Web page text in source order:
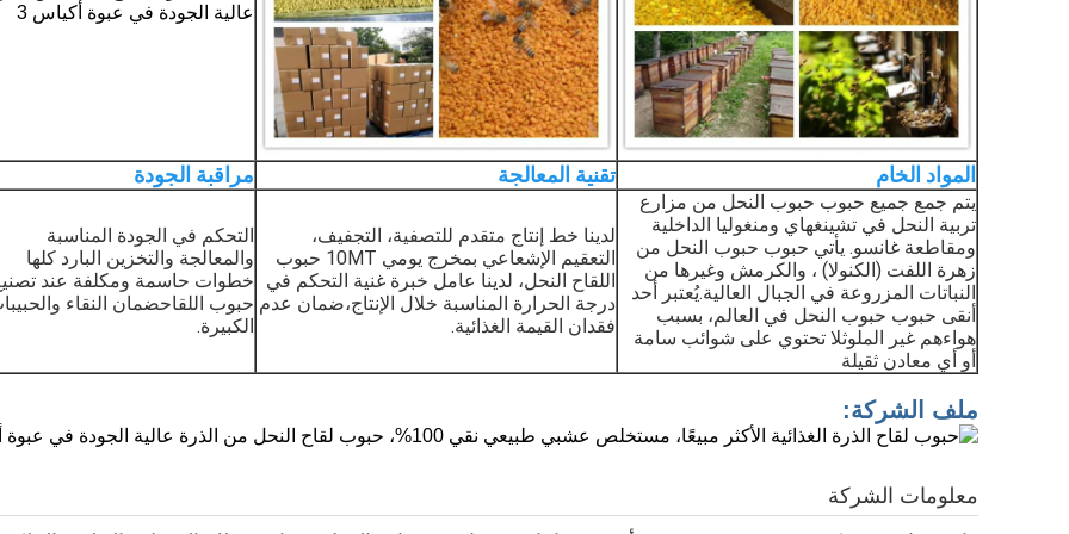
المواد الخام تقنية المعالجة مراقبة الجودة
يتم جمع جميع حبوب حبوب النحل من مزارع
تربية النحل في تشينغهاي ومنغوليا الداخلية
ومقاطعة غانسو. يأتي حبوب حبوب النحل من
زهرة اللفت (الكنولا) ، والكرمش وغيرها من
النباتات المزروعة في الجبال العالية.يُعتبر أحد
أنقى حبوب حبوب النحل في العالم، بسبب
هواءهم غير الملوثلا تحتوي على شوائب سامة
أو أي معادن ثقيلة
لدينا خط إنتاج متقدم للتصفية، التجفيف،
التعقيم الإشعاعي بمخرج يومي 10MT حبوب
اللقاح النحل، لدينا عامل خبرة غنية التحكم في
درجة الحرارة المناسبة خلال الإنتاج،ضمان عدم
فقدان القيمة الغذائية.
التحكم في الجودة المناسبة
والمعالجة والتخزين البارد كلها
خطوات حاسمة ومكلفة عند
حبوب اللقاحضمان النقاء
الكبيرة.
ملف الشركة:
معلومات الشركة